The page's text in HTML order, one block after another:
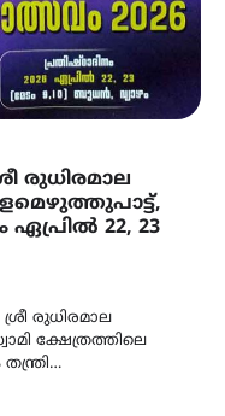
രുധിരമാല
22, 23
രുധിരമാല
ക്ഷേത്രത്തിലെ